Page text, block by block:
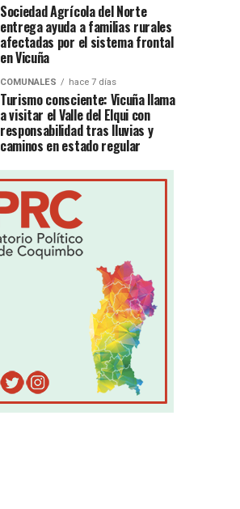
Sociedad Agrícola del Norte
entrega ayuda a familias rurales
afectadas por el sistema frontal
en Vicuña
COMUNALES hace 7 días
Turismo consciente: Vicuña llama
a visitar el Valle del Elqui con
responsabilidad tras lluvias y
caminos en estado regular